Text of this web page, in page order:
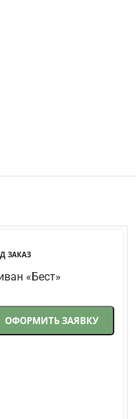
ЗАКАЗ
«Бест»
ОФОРМИТЬ ЗАЯВКУ